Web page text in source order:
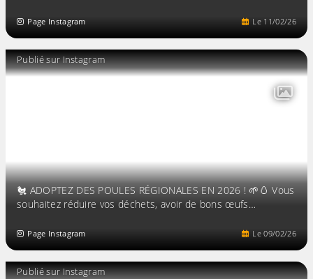
Le 11/02/26
Page Instagram
Publié sur Instagram
🐔 ADOPTEZ DES POULES RÉGIONALES EN 2026 ! 🌱🥚 Vous
souhaitez réduire vos déchets, avoir de bons œufs…
Le09/02/26
Page Instagram
Publié sur Instagram